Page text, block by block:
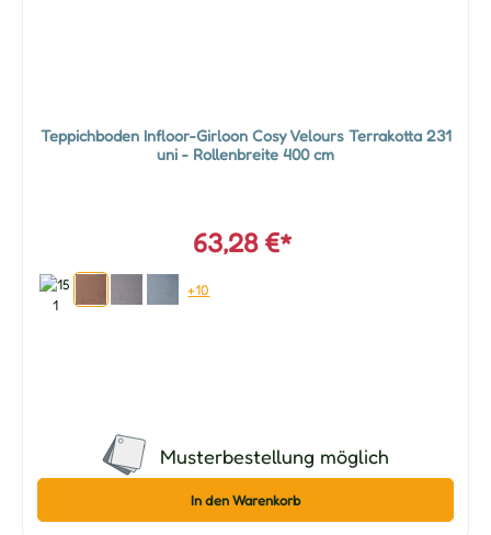
Teppichboden Infloor-Girloon Cosy Velours Terrakotta 231
uni - Rollenbreite 400 cm
63,28 €*
+10
Musterbestellung möglich
In den Warenkorb